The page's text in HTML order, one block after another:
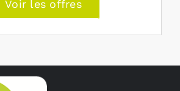
Voir les offres